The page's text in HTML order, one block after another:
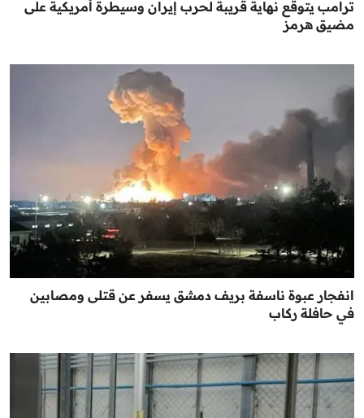
ترامب يتوقع نهاية قريبة لحرب إيران وسيطرة أمريكية على
مضيق هرمز
انفجار عبوة ناسفة بريف دمشق يسفر عن قتلى ومصابين
في حافلة ركاب